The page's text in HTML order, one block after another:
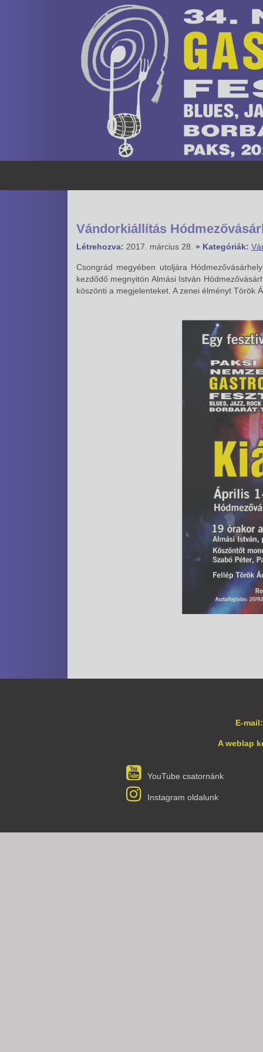
Vándorkiállítás
Létrehozva: 2017. március 28. » Kategóriák:
Csongrád megyében utoljára
kezdődő megnyitón Almási István
köszönti a megjelenteket. A zenei élményt Török
E-mail:
A weblap
YouTube csatornánk
Instagram oldalunk